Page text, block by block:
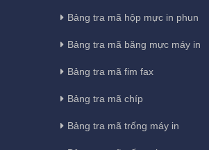
Bảng tra mã hộp mực in phun
Bảng tra mã băng mực máy in
Bảng tra mã fim fax
Bảng tra mã chíp
Bảng tra mã trống máy in